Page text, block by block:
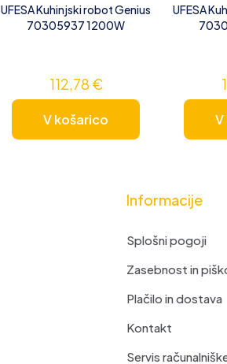
UFESA Kuhinjski robot Genius
70305937 1200W
112,78 €
V košarico
UFESA
Informacije
Splošni pogoji
Zasebnost in
Plačilo in dostava
Kontakt
Servis